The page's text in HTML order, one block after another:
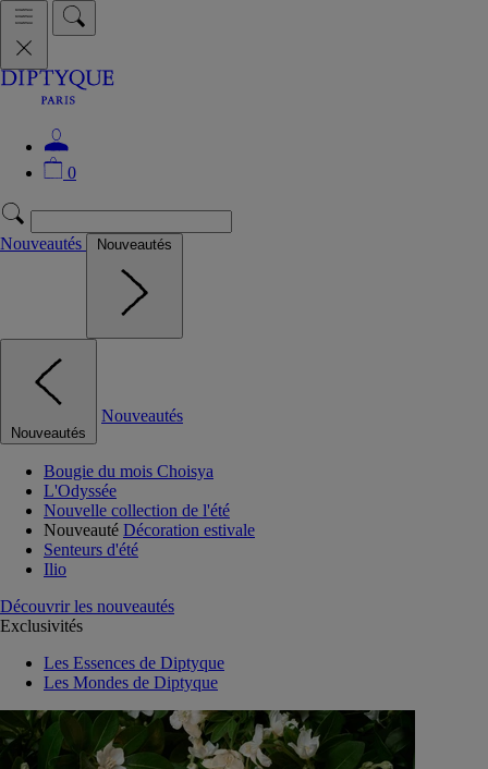
0
Nouveautés Nouveautés
Nouveautés
Nouveautés
Bougie du mois Choisya
L'Odyssée
Nouvelle collection de l'été
Nouveauté Décoration estivale
Senteurs d'été
Ilio
Découvrir les nouveautés
Exclusivités
Les Essences de Diptyque
Les Mondes de Diptyque